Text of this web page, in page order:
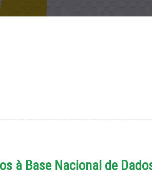
à Base Nacional de